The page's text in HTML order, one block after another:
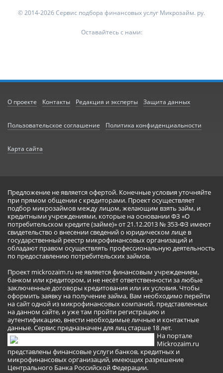
© 2014-2026 Сервис подбора финансовых услуг Микрозайм. ру.
Оставайтесь с нами:
О проекте Контакты Редакция и эксперты Защита данных
Пользовательское соглашение Политика конфиденциальности
Карта сайта
Предложение не является офертой. Конечные условия уточняйте
при прямом общении с кредиторами. Проект осуществляет
подбор микрозаймов между лицом, желающим взять займ, и
кредитными учреждениями, которые на основании ФЗ «О
потребительском кредите (займе)» от 21.12.2013 № 353-ФЗ имеют
свидетельство о внесении сведений о юридическом лице в
государственный реестр микрофинансовых организаций и
обладают правом осуществлять профессиональную деятельность
по предоставлению потребительских займов.
Проект mickrozaim.ru не является финансовым учреждением,
банком или кредитором, и не несёт ответственности за любые
заключенные договоры кредитования или их условия. Чтобы
оформить заявку на получение займа, Вам необходимо перейти
на сайт одной из микрофинансовых компаний, представленных
на данном сайте, и уже там пройти регистрацию и
аутентификацию, внести необходимые личные и контактные
данные. Сервис предназначен для лиц старше 18 лет.
На портале
Mickrozaim.ru
представлены финансовые услуги банков, кредитных и
микрофинансовых организаций, имеющих разрешение
Центрального Банка Российской Федерации.